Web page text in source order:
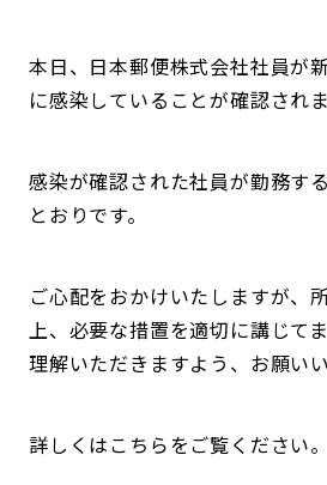
本日、日本郵便株式会社社員が
に感染していることが確認されま
感染が確認された社員が勤務す
とおりです。
ご心配をおかけいたしますが、
上、必要な措置を適切に講じて
理解いただきますよう、お願いい
詳しくはこちらをご覧ください。